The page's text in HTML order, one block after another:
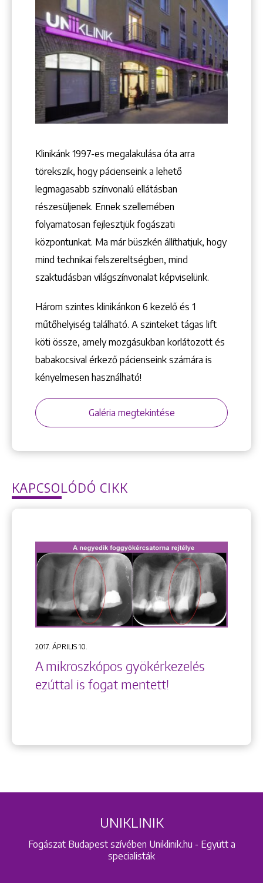
+36 1 222 7250
+36 1 222 9150
1148 Budapest, Örs vezér tere 2.
Keresés
Klinikánk 1997-­es megalakulása óta arra
törekszik, hogy pácienseink a lehető
legmagasabb színvonalú ellátásban
részesüljenek. Ennek szellemében
folyamatosan fejlesztjük fogászati
központunkat. Ma már büszkén állíthatjuk, hogy
mind technikai felszereltségben, mind
szaktudásban világszínvonalat képviselünk.
Három szintes klinikánkon 6 kezelő ­és 1
műtőhelyiség található. A szinteket tágas lift
köti össze, amely mozgásukban korlátozott és
babakocsival érkező pácienseink számára is
kényelmesen használható!
Galéria megtekintése
KAPCSOLÓDÓ CIKK
2017. ÁPRILIS 10.
A mikroszkópos gyökérkezelés
ezúttal is fogat mentett!
UNIKLINIK
Fogászat Budapest szívében Uniklinik.hu - Együtt a
specialisták